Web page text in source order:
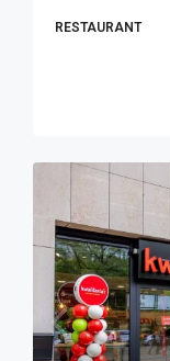
RESTAURANT